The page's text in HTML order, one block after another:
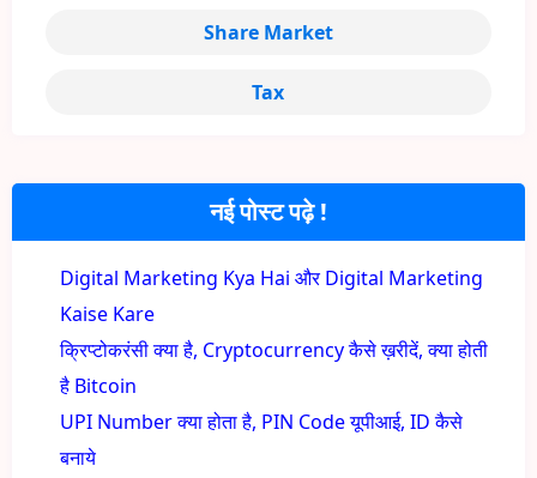
नई पोस्ट पढ़े !
Digital Marketing Kya Hai और Digital Marketing
Kaise Kare
क्रिप्टोकरंसी क्या है, Cryptocurrency कैसे ख़रीदें, क्या होती
है Bitcoin
UPI Number क्या होता है, PIN Code यूपीआई, ID कैसे
बनाये
Share Market
Tax